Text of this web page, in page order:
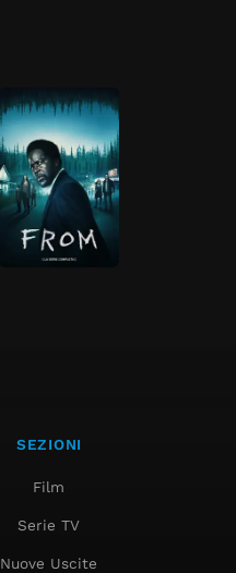
SEZIONI
Film
Serie TV
Nuove Uscite